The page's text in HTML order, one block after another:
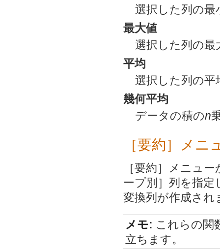
選択した列の最
最大値
選択した列の最
平均
選択した列の平
幾何平均
データの積のn
［要約］メニ
［要約］メニュ
ープ別］列を指
変換列が作成され
メモ: これらの関
立ちます。